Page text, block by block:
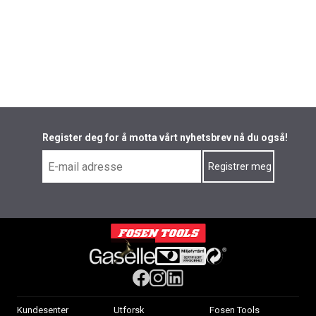
Register deg for å motta vårt nyhetsbrev nå du også!
Kundesenter Utforsk Fosen Tools